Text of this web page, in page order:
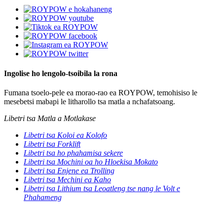
Ingolise ho lengolo-tsoibila la rona
Fumana tsoelo-pele ea morao-rao ea ROYPOW, temohisiso le
mesebetsi mabapi le litharollo tsa matla a nchafatsoang.
Libetri tsa Matla a Motlakase
Libetri tsa Koloi ea Kolofo
Libetri tsa Forklift
Libetri tsa ho phahamisa sekere
Libetri tsa Mochini oa ho Hloekisa Mokato
Libetri tsa Enjene ea Trolling
Libetri tsa Mechini ea Kaho
Libetri tsa Lithium tsa Leoatleng tse nang le Volt e
Phahameng